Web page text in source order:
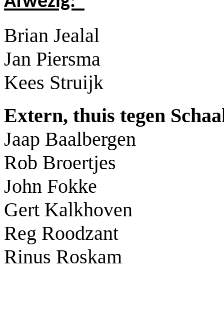
Brian Jealal
Jan Piersma
Kees Struijk
Extern, thuis tegen
Jaap Baalbergen
Rob Broertjes
John Fokke
Gert Kalkhoven
Reg Roodzant
Rinus Roskam